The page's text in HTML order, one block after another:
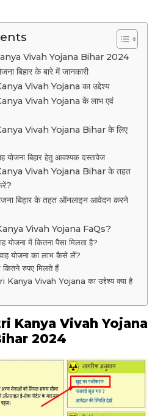
Vivah Yojana Bihar 2024
बिहार के बारे में जानकारी
Vivah Yojana का उद्देश्य
Vivah Yojana के लाभ एवं
Vivah Yojana Bihar के लिए
योजना बिहार हेतु आवश्यक दस्तावेज
Vivah Yojana Bihar के तहत
बिहार के तहत ऑनलाइन आवेदन करने
Vivah Yojana FaQs?
योजना में कितना पैसा मिलता है?
योजना का लाभ कैसे लें?
कितने रुपए मिलते हैं
Vivah Yojana का उद्देश्य क्या है
Kanya Vivah Yojana
2024